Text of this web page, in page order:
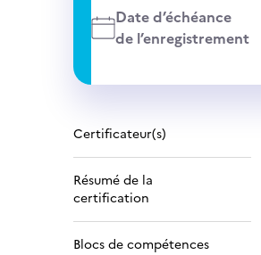
Date d’échéance
de l’enregistrement
Certificateur(s)
Résumé de la
certification
Blocs de compétences